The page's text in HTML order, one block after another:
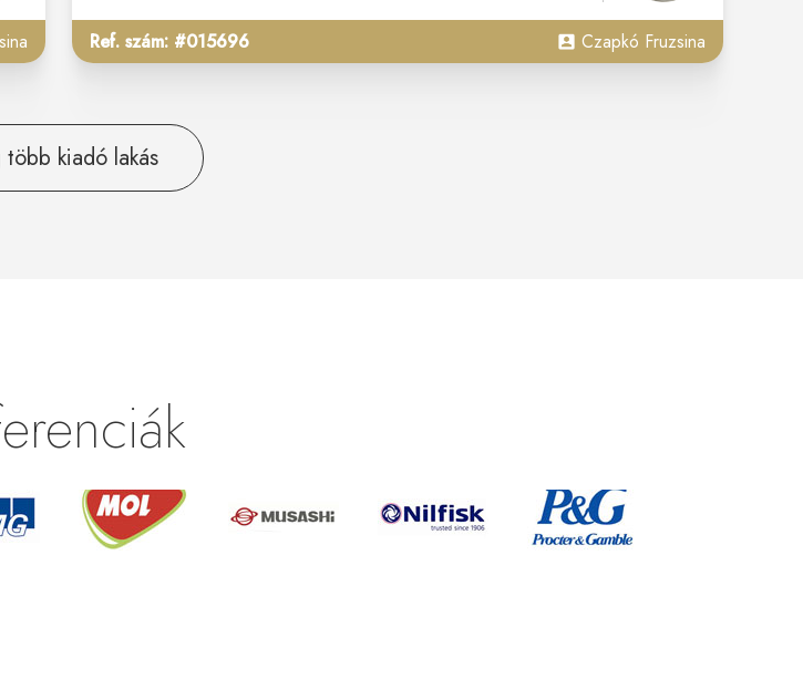
Ref. szám: #015696 Czapkó Fruzsina
kiadó lakás